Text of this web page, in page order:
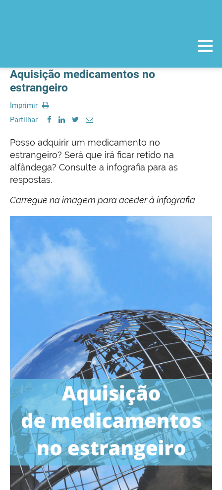
Aquisição medicamentos no
estrangeiro
Imprimir
Partilhar
Posso adquirir um medicamento no
estrangeiro? Será que irá ficar retido na
alfândega? Consulte a infografia para as
respostas.
Carregue na imagem para aceder à infografia